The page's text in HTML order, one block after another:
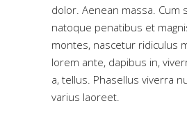
dolor. Aenean massa. Cum
natoque penatibus et
montes, nascetur ridiculus
lorem ante, dapibus in,
a, tellus. Phasellus viverra
varius laoreet.